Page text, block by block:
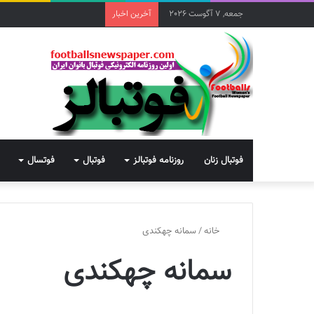
جمعه, 7 آگوست 2026 آخرین اخبار
فوتبال زنان روزنامه فوتبالز فوتبال فوتسال
خانه/سمانه چهکندی
سمانه چهکندی